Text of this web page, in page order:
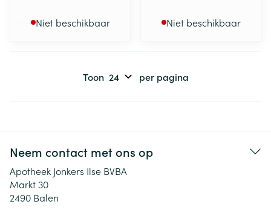
Niet beschikbaar Niet beschikbaar
Toon per pagina
Neem contact met ons op
Apotheek Jonkers Ilse BVBA
Markt 30
2490 Balen